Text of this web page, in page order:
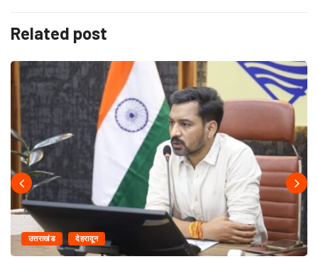
Related post
उत्तराखंड देहरादून